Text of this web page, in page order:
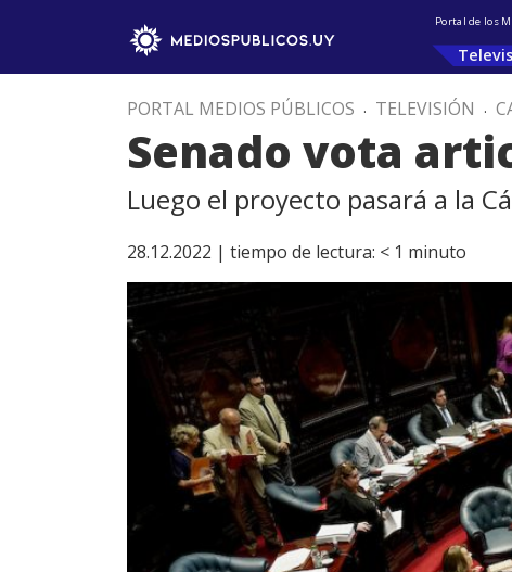
Portal de los
PORTAL MEDIOS PÚBLICOS . TELEVISIÓN .
Senado vota
Luego el proyecto pasará a la
28.12.2022 | tiempo de lectura: < 1 minuto